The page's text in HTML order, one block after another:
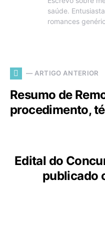
saúde.
romances
— ARTIGO ANTERIOR
Resumo de
procedimento,
Edital do
publicado